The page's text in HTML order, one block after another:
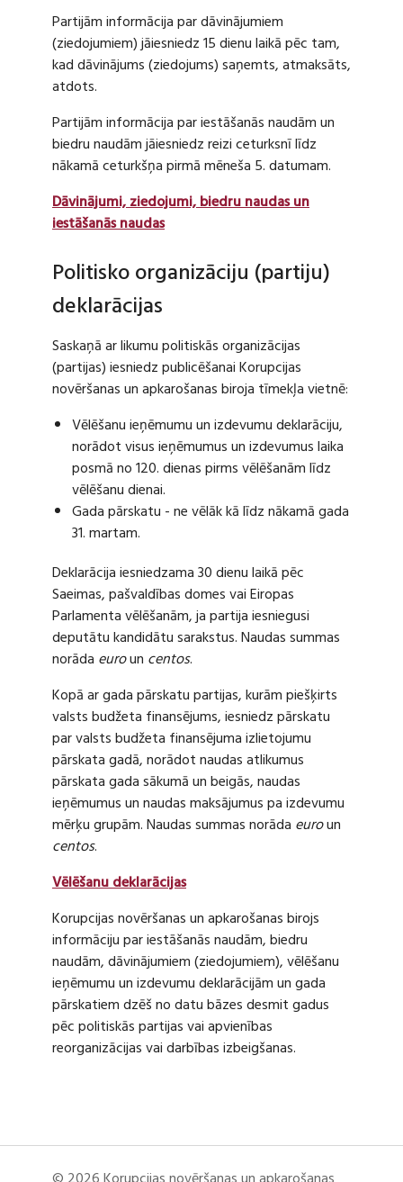
Partijām informācija par dāvinājumiem
(ziedojumiem) jāiesniedz 15 dienu laikā pēc tam,
kad dāvinājums (ziedojums) saņemts, atmaksāts,
atdots.
Partijām informācija par iestāšanās naudām un
biedru naudām jāiesniedz reizi ceturksnī līdz
nākamā ceturkšņa pirmā mēneša 5. datumam.
Dāvinājumi, ziedojumi, biedru naudas un
iestāšanās naudas
Politisko organizāciju (partiju)
deklarācijas
Saskaņā ar likumu politiskās organizācijas
(partijas) iesniedz publicēšanai Korupcijas
novēršanas un apkarošanas biroja tīmekļa vietnē:
Vēlēšanu ieņēmumu un izdevumu deklarāciju,
norādot visus ieņēmumus un izdevumus laika
posmā no 120. dienas pirms vēlēšanām līdz
vēlēšanu dienai.
Gada pārskatu - ne vēlāk kā līdz nākamā gada
31. martam.
Deklarācija iesniedzama 30 dienu laikā pēc
Saeimas, pašvaldības domes vai Eiropas
Parlamenta vēlēšanām, ja partija iesniegusi
deputātu kandidātu sarakstus. Naudas summas
norāda euroun centos.
Kopā ar gada pārskatu partijas, kurām piešķirts
valsts budžeta finansējums, iesniedz pārskatu
par valsts budžeta finansējuma izlietojumu
pārskata gadā, norādot naudas atlikumus
pārskata gada sākumā un beigās, naudas
ieņēmumus un naudas maksājumus pa izdevumu
mērķu grupām. Naudas summas norāda euroun
centos.
Vēlēšanu deklarācijas
Korupcijas novēršanas un apkarošanas birojs
informāciju par iestāšanās naudām, biedru
naudām, dāvinājumiem (ziedojumiem), vēlēšanu
ieņēmumu un izdevumu deklarācijām un gada
pārskatiem dzēš no datu bāzes desmit gadus
pēc politiskās partijas vai apvienības
reorganizācijas vai darbības izbeigšanas.